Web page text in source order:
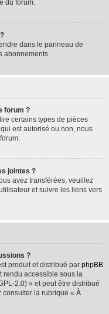
du forum.
dans le panneau de
abonnements.
forum ?
certains types de pièces
est autorisé ou non, nous
jointes ?
avez transférées, veuillez
et suivre les liens vers
?
produit et distribué par phpBB
rendu accessible sous la
2.0) » et peut être distribué
consulter la rubrique « À